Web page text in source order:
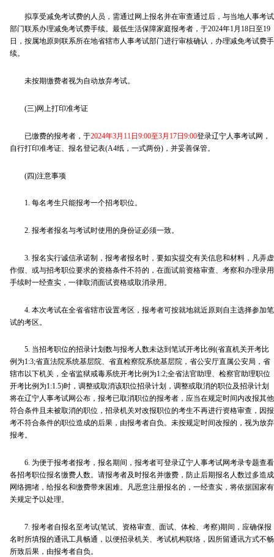
拟享受减免考试费的人员，需通过网上报名并在审查通过后，与当地人事考试
部门联系办理减免考试费手续。最低生活保障家庭报考者，于2024年1月18日至19
日，按属地原则联系所在地省辖市人事考试部门进行审核确认，办理减免考试费手
续。
未按期缴费者视为自动放弃考试。
(三)网上打印准考证
已缴费的报考者，于2024年3月11日9:00至3月17日9:00登录辽宁人事考试网，
自行打印准考证、报名登记表(A4纸，一式两份)，并妥善保管。
(四)注意事项
1. 每名考生只能报考一个招考职位。
2. 报考者报名与考试时使用的身份证必须一致。
3. 报名实行诚信承诺制，报考者报名时，要如实提交有关信息和材料，凡弄虚
作假、或与招考职位要求的资格条件不符的，在面试前资格审查、考察和办理录用
手续时一经查实，一律取消面试资格或取消录用。
4. 本次考试在全省省辖市设置考区，报考者可按就地就近原则自主选择参加笔
试的考区。
5. 当招考职位的招录计划数与报考人数未达到笔试开考比例(省直机关开考比
例为1:3;省直法院系统基层院、省直检察院系统基层院，省公安厅直属公安局，省
辖市以下机关，全省监狱戒毒系统开考比例为1:2;全省法官助理、检察官助理职位
开考比例为1:1.5)时，调整或取消该职位招录计划，调整或取消的职位及招录计划
将在辽宁人事考试网公布，报考已取消职位的报考者，应当在规定时间内改报其他
符合条件且未被取消的职位，招录机关对改报职位的考生不再进行资格审查，因报
考不符合条件的职位造成的后果，由报考者自负。未按规定时间改报的，视为放弃
报考。
6. 为便于报考者报考，报名期间，报考者可登录辽宁人事考试网考录专题查看
各招考职位报名缴费人数。请报考者及时报名并缴费，防止后期报名人数过多造成
网络拥堵，给报名和缴费带来困难。凡恶意注册报名的，一经查实，将依据国家有
关规定予以处理。
7. 报考者自报名至考试(笔试、资格审查、面试、体检、考察)期间，应确保报
名时所填报的通讯工具畅通，以便招录机关、考试机构联络，因所留通讯方式不畅
所致后果，由报考者自负。